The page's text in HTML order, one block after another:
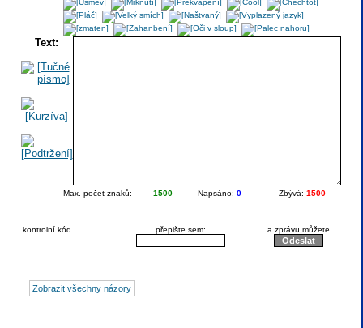
Text:
Max. počet znaků: 1500 Napsáno: 0 Zbývá: 1500
kontrolní kód přepište sem: a zprávu můžete